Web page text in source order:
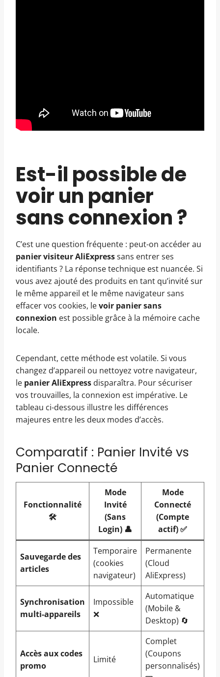
Est-il possible de
voir un panier
sans connexion ?
C’est une question fréquente : peut-on accéder au
panier visiteur AliExpresssans entrer ses
identifiants ? La réponse technique est nuancée. Si
vous avez ajouté des produits en tant qu’invité sur
le même appareil et le même navigateur sans
effacer vos cookies, levoir panier sans
connexion est possible grâce à la mémoire cache
locale.
Cependant, cette méthode est volatile. Si vous
changez d’appareil ou nettoyez votre navigateur,
le panier AliExpress disparaîtra. Pour sécuriser
vos trouvailles, la connexion est impérative. Le
tableau ci-dessous illustre les différences
majeures entre les deux modes d’accès.
Comparatif : Panier Invité vs
Panier Connecté
Fonctionnalité
🛠️
Mode
Invité
(Sans
Login) 👤
Mode
Connecté
(Compte
actif) ✅
Sauvegarde des
articles
Temporaire
(cookies
navigateur)
Permanente
(Cloud
AliExpress)
Synchronisation
multi-appareils
Impossible
❌
Automatique
(Mobile &
Desktop) 🔄
Accès aux codes
promo
Limité
Complet
(Coupons
personnalisés)